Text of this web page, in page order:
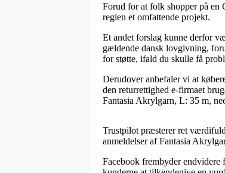
Forud for at folk shopper på en
reglen et omfattende projekt.
Et andet forslag kunne derfor
gældende dansk lovgivning,
for støtte, ifald du skulle få
Derudover anbefaler vi at
den returrettighed e-firmaet
Fantasia Akrylgarn, L: 35 m,
Trustpilot præsterer ret
anmeldelser af Fantasia
Facebook frembyder